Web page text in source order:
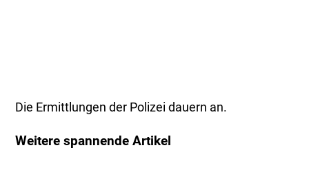
Die Ermittlungen der Polizei dauern an.
Weitere spannende Artikel